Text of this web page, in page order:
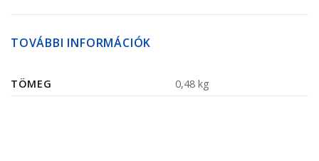
TOVÁBBI INFORMÁCIÓK
TÖMEG 0,48 kg